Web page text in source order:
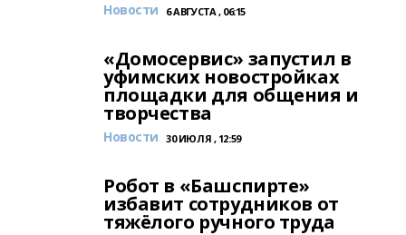
Новости 6 АВГУСТА , 06:15
«Домосервис» запустил в
уфимских новостройках
площадки для общения и
творчества
Новости 30 ИЮЛЯ , 12:59
Робот в «Башспирте»
избавит сотрудников от
тяжёлого ручного труда